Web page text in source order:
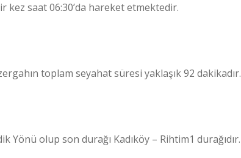
saat 06:30’da hareket etmektedir.
toplam seyahat süresi yaklaşık 92 dakikadır.
Yönü olup son durağı Kadıköy – Rihtim1 durağıdır.